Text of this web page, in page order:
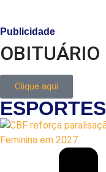
Publicidade
OBITUÁRIO
Clique aqui
ESPORTES